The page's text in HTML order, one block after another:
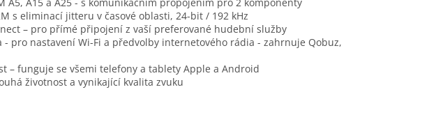
s eliminací jitteru v časové oblasti, 24-bit / 192 kHz
– pro přímé připojení z vaší preferované hudební služby
- pro nastavení Wi-Fi a předvolby internetového rádia - zahrnuje Qobuz,
– funguje se všemi telefony a tablety Apple a Android
životnost a vynikající kvalita zvuku